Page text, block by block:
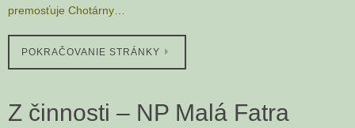
premosťuje Chotárny…
POKRAČOVANIE STRÁNKY
Z činnosti – NP Malá Fatra